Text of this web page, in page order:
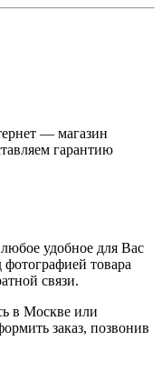
— магазин
гарантию
удобное для Вас
товара
связи.
в Москве или
заказ, позвонив